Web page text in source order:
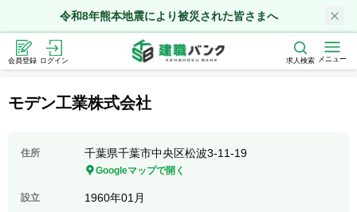
令和8年熊本地震により被災された皆さまへ
会員登録 ログイン 求人検索 メニュー
モデン工業株式会社
住所 千葉県千葉市中央区松波3-11-19
Googleマップで開く
設立 1960年01月